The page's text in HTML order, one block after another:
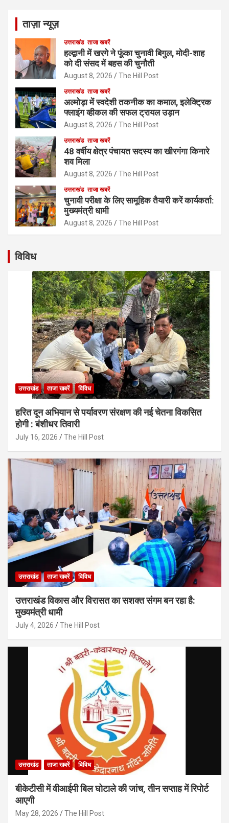
ताज़ा न्यूज़
उत्तराखंड ताजा खबरें
हल्द्वानी में खरगे ने फूंका चुनावी बिगुल, मोदी-शाह
को दी संसद में बहस की चुनौती
August 8, 2026 The Hill Post
उत्तराखंड ताजा खबरें
अल्मोड़ा में स्वदेशी तकनीक का कमाल, इलेक्ट्रिक
फ्लाइंग व्हीकल की सफल ट्रायल उड़ान
August 8, 2026 The Hill Post
उत्तराखंड ताजा खबरें
48 वर्षीय क्षेत्र पंचायत सदस्य का खीरगंगा किनारे
शव मिला
August 8, 2026 The Hill Post
उत्तराखंड ताजा खबरें
चुनावी परीक्षा के लिए सामूहिक तैयारी करें कार्यकर्ता:
मुख्यमंत्री धामी
August 8, 2026 The Hill Post
विविध
उत्तराखंड ताजा खबरें विविध
हरित दून अभियान से पर्यावरण संरक्षण की नई चेतना विकसित
होगी : बंशीधर तिवारी
July 16, 2026 The Hill Post
उत्तराखंड ताजा खबरें विविध
उत्तराखंड विकास और विरासत का सशक्त संगम बन रहा है:
मुख्यमंत्री धामी
July 4, 2026 The Hill Post
उत्तराखंड ताजा खबरें विविध
बीकेटीसी में वीआईपी बिल घोटाले की जांच, तीन सप्ताह में रिपोर्ट
आएगी
May 28, 2026 The Hill Post